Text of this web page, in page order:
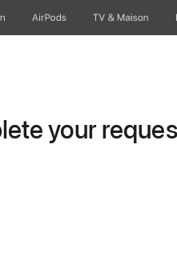
AirPods TV & Maison
your